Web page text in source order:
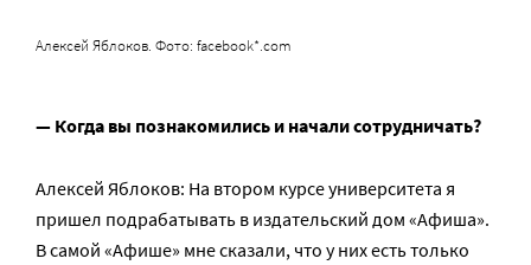
Алексей Яблоков. Фото: facebook*.com
— Когда вы познакомились и начали сотрудничать?
Алексей Яблоков: На втором курсе университета я
пришел подрабатывать в издательский дом «Афиша».
В самой «Афише» мне сказали, что у них есть только